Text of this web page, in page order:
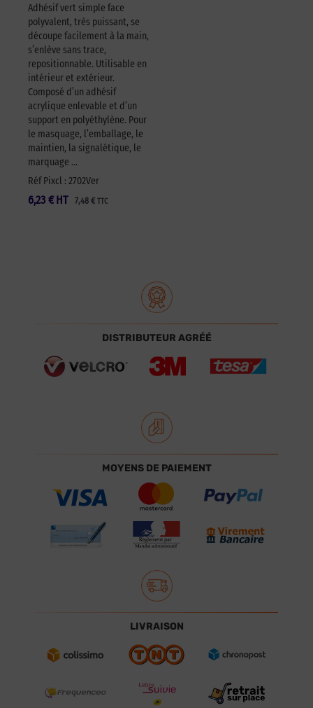
Adhésif vert simple face
polyvalent, très puissant, se
découpe facilement à la main,
s’enlève sans trace,
repositionnable. Utilisable en
intérieur et extérieur.
Composé d’un adhésif
acrylique enlevable et d’un
support en polyéthylène. Pour
le masquage, l’emballage, le
maintien, la signalétique, le
marquage …
Réf Pixcl : 2702Ver
6,23 € 7,48 € TTC
HT
DISTRIBUTEUR AGRÉÉ
MOYENS DE PAIEMENT
LIVRAISON